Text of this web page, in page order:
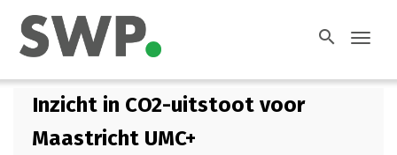
search
Inzicht in CO2-uitstoot voor
Maastricht UMC+